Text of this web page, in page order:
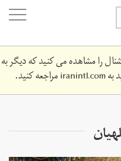
را مشاهده می کنید که دیگر به
بهiranintl.comمراجعه کنید.